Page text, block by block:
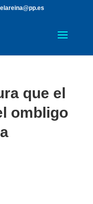
que el
ombligo